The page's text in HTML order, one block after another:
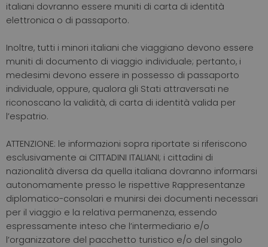
italiani dovranno essere muniti di carta di identità
elettronica o di passaporto.
Inoltre, tutti i minori italiani che viaggiano devono essere
muniti di documento di viaggio individuale; pertanto, i
medesimi devono essere in possesso di passaporto
individuale, oppure, qualora gli Stati attraversati ne
riconoscano la validità, di carta di identità valida per
l’espatrio.
ATTENZIONE: le informazioni sopra riportate si riferiscono
esclusivamente ai CITTADINI ITALIANI; i cittadini di
nazionalità diversa da quella italiana dovranno informarsi
autonomamente presso le rispettive Rappresentanze
diplomatico-consolari e munirsi dei documenti necessari
per il viaggio e la relativa permanenza, essendo
espressamente inteso che l’intermediario e/o
l’organizzatore del pacchetto turistico e/o del singolo